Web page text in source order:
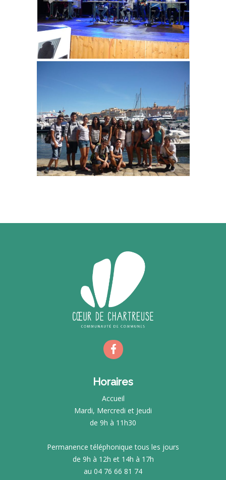
Horaires
Accueil
Mardi, Mercredi et Jeudi
de 9h à 11h30
Permanence téléphonique tous les jours
de 9h à 12h et 14h à 17h
au 04 76 66 81 74